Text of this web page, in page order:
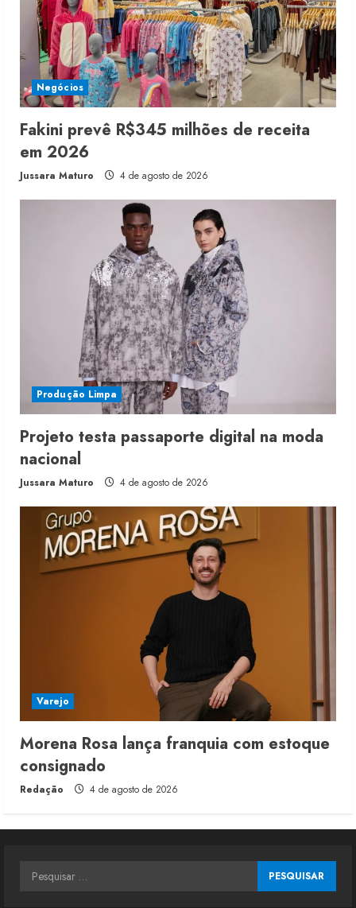
Negócios
Fakini prevê R$345 milhões de receita
em 2026
Jussara Maturo 4 de agosto de 2026
Produção Limpa
Projeto testa passaporte digital na moda
nacional
Jussara Maturo 4 de agosto de 2026
Varejo
Morena Rosa lança franquia com estoque
consignado
Redação 4 de agosto de 2026
Pesquisar